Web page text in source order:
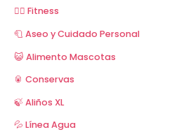
🏋️‍♂️ Fitness
🧻 Aseo y Cuidado Personal
😺 Alimento Mascotas
🥫 Conservas
🍃 Aliños XL
💦 Línea Agua